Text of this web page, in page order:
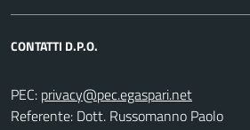
CONTATTI D.P.O.
PEC:
Referente: Dott. Russomanno Paolo